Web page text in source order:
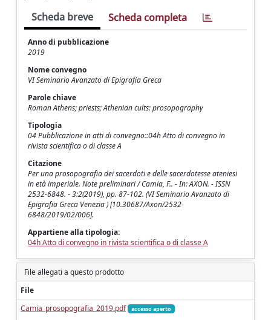
Scheda breve Scheda completa
Anno di pubblicazione
2019
Nome convegno
VI Seminario Avanzato di Epigrafia Greca
Parole chiave
Roman Athens; priests; Athenian cults: prosopography
Tipologia
04 Pubblicazione in atti di convegno::04h Atto di convegno in
rivista scientifica o di classe A
Citazione
Per una prosopografia dei sacerdoti e delle sacerdotesse ateniesi
in età imperiale. Note preliminari / Camia, F.. - In: AXON. - ISSN
2532-6848. - 3:2(2019), pp. 87-102. (VI Seminario Avanzato di
Epigrafia Greca Venezia ) [10.30687/Axon/2532-
6848/2019/02/006].
Appartiene alla tipologia:
04h Atto di convegno in rivista scientifica o di classe A
File allegati a questo prodotto
File
Camia_prosopografia_2019.pdf
accesso aperto